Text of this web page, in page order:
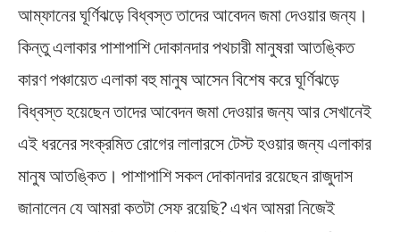
আম্ফানের ঘূর্ণিঝড়ে বিধ্বস্ত তাদের আবেদন জমা দেওয়ার জন্য।
কিন্তু এলাকার পাশাপাশি দোকানদার পথচারী মানুষরা আতঙ্কিত
কারণ পঞ্চায়েত এলাকা বহু মানুষ আসেন বিশেষ করে ঘূর্ণিঝড়ে
বিধ্বস্ত হয়েছেন তাদের আবেদন জমা দেওয়ার জন্য আর সেখানেই
এই ধরনের সংক্রমিত রোগের লালারসে টেস্ট হওয়ার জন্য এলাকার
মানুষ আতঙ্কিত। পাশাপাশি সকল দোকানদার রয়েছেন রাজুদাস
জানালেন যে আমরা কতটা সেফ রয়েছি? এখন আমরা নিজেই